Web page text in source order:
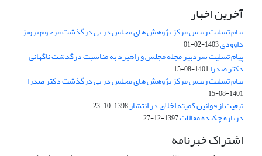
آخرین اخبار
پیام تسلیت رییس مرکز پژوهش های مجلس در پی درگذشت مرحوم پرویز
داوودی1403-02-01
پیام تسلیت سردبیر مجله مجلس و راهبرد به مناسبت درگذشت ناگهانی
دکتر صدرا1401-08-15
پیام تسلیت رییس مرکز پژوهش های مجلس در پی درگذشت دکتر صدرا
1401-08-15
تبعیت از قوانین کمیته اخلاق در انتشار1398-10-23
درباره چکیده مقالات1397-12-27
اشتراک خبرنامه